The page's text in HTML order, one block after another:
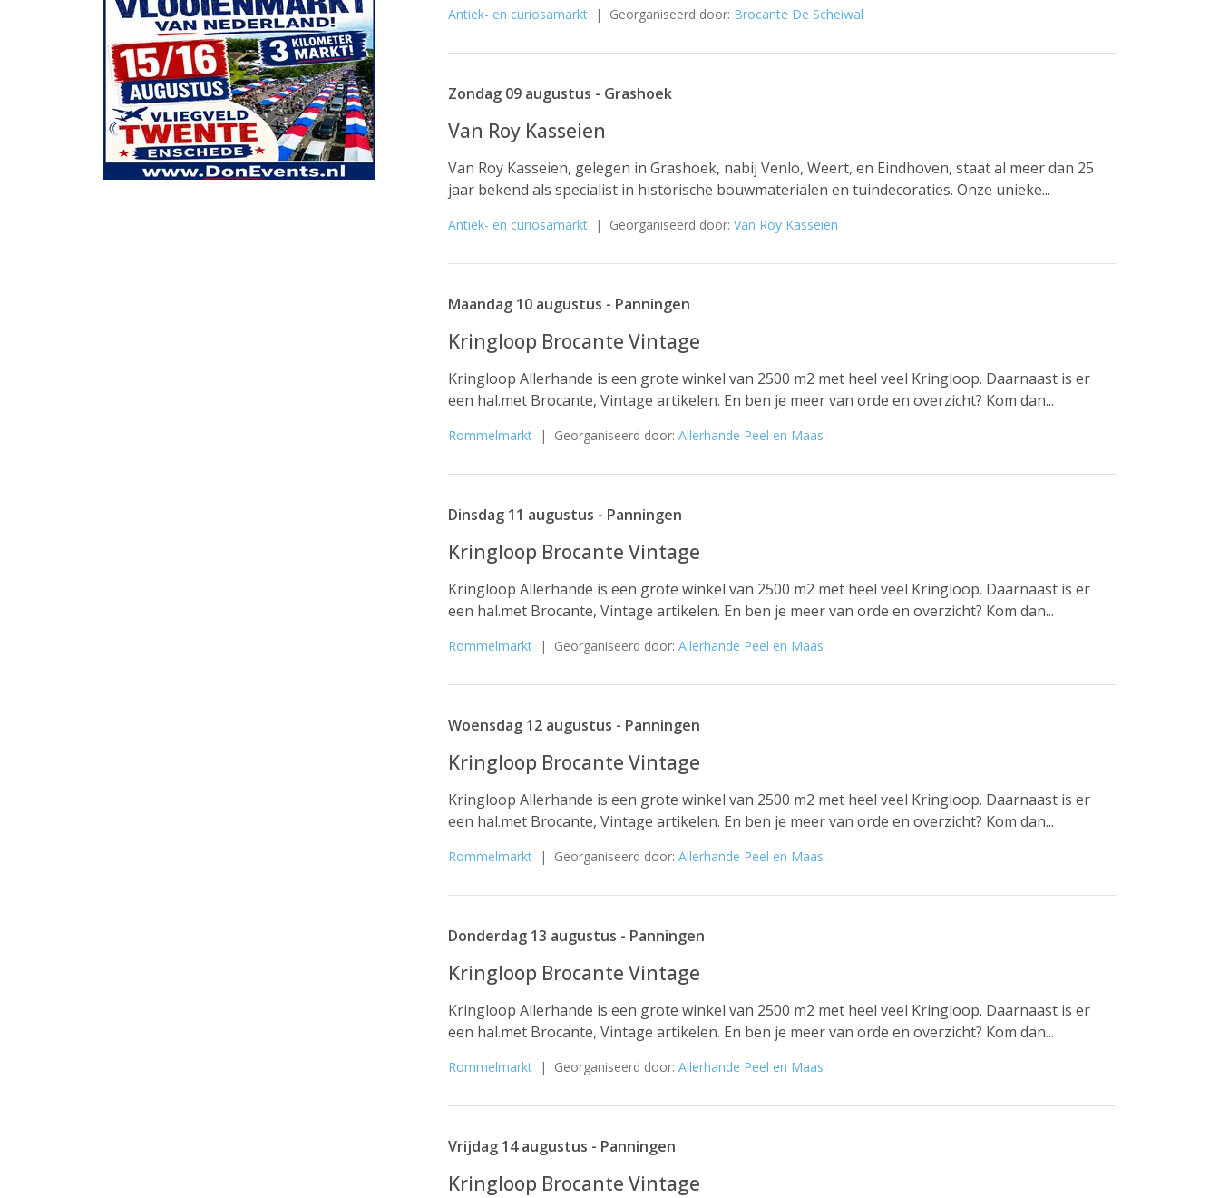
Antiek- en curiosamarkt | Georganiseerd door: Brocante De Scheiwal
Zondag 09 augustus - Grashoek
Van Roy Kasseien
Van Roy Kasseien, gelegen in Grashoek, nabij Venlo, Weert, en Eindhoven, staat al meer dan 25
jaar bekend als specialist in historische bouwmaterialen en tuindecoraties. Onze unieke...
Antiek- en curiosamarkt | Georganiseerd door: Van Roy Kasseien
Maandag 10 augustus - Panningen
Kringloop Brocante Vintage
Kringloop Allerhande is een grote winkel van 2500 m2 met heel veel Kringloop. Daarnaast is er
een hal.met Brocante, Vintage artikelen. En ben je meer van orde en overzicht? Kom dan...
Rommelmarkt | Georganiseerd door: Allerhande Peel en Maas
Dinsdag 11 augustus - Panningen
Kringloop Brocante Vintage
Kringloop Allerhande is een grote winkel van 2500 m2 met heel veel Kringloop. Daarnaast is er
een hal.met Brocante, Vintage artikelen. En ben je meer van orde en overzicht? Kom dan...
Rommelmarkt | Georganiseerd door: Allerhande Peel en Maas
Woensdag 12 augustus - Panningen
Kringloop Brocante Vintage
Kringloop Allerhande is een grote winkel van 2500 m2 met heel veel Kringloop. Daarnaast is er
een hal.met Brocante, Vintage artikelen. En ben je meer van orde en overzicht? Kom dan...
Rommelmarkt | Georganiseerd door: Allerhande Peel en Maas
Donderdag 13 augustus - Panningen
Kringloop Brocante Vintage
Kringloop Allerhande is een grote winkel van 2500 m2 met heel veel Kringloop. Daarnaast is er
een hal.met Brocante, Vintage artikelen. En ben je meer van orde en overzicht? Kom dan...
Rommelmarkt | Georganiseerd door: Allerhande Peel en Maas
Vrijdag 14 augustus - Panningen
Kringloop Brocante Vintage